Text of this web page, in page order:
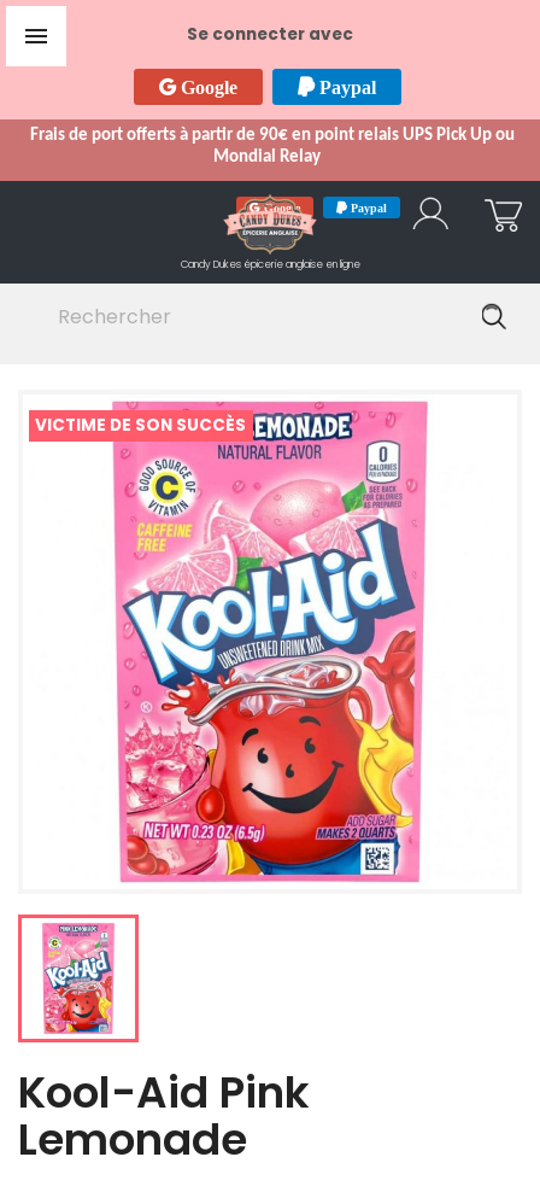
Se connecter avec
Google Paypal
Frais de port offerts à partir de 90€ en point relais UPS Pick Up ou
Mondial Relay

Google Paypal
Candy Dukes épicerie anglaise en ligne
VICTIME DE SON SUCCÈS
Kool-Aid Pink
Lemonade